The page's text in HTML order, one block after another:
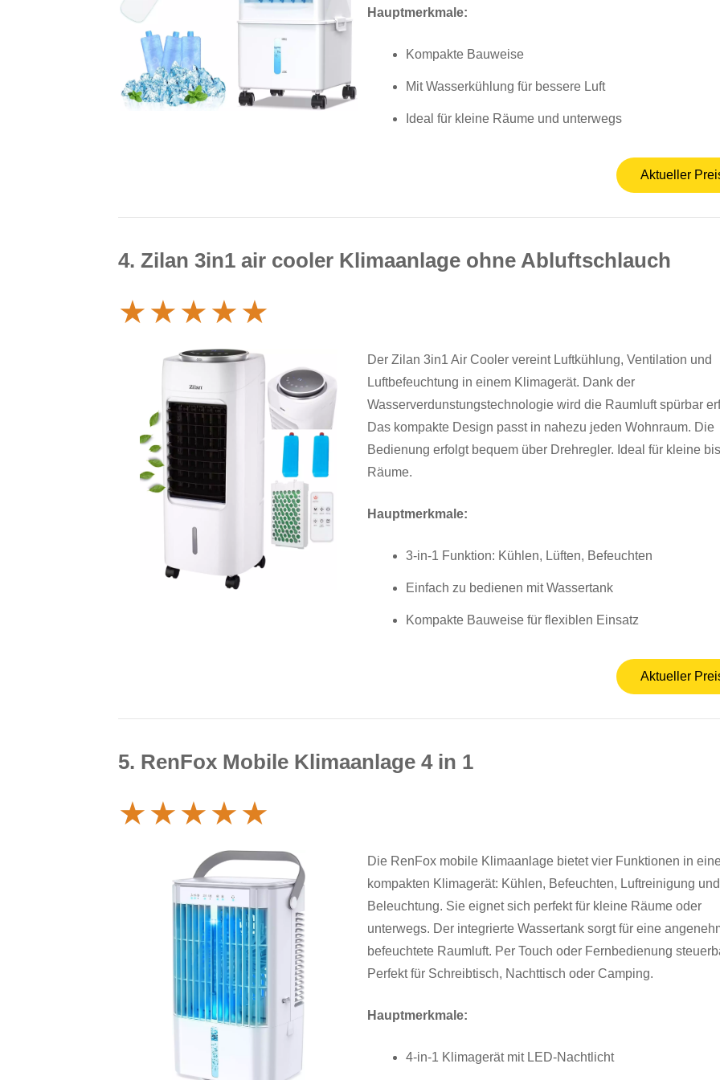
Hauptmerkmale:
Kompakte Bauweise
Mit Wasserkühlung für bessere Luft
Ideal für kleine Räume und unterwegs
Aktueller
4. Zilan 3in1 air cooler Klimaanlage ohne Abluftschlauch
★★★★★
Der Zilan 3in1 Air Cooler vereint Luftkühlung, Ventilation und
Luftbefeuchtung in einem Klimagerät. Dank der
Wasserverdunstungstechnologie wird die Raumluft spürbar
Das kompakte Design passt in nahezu jeden Wohnraum. Die
Bedienung erfolgt bequem über Drehregler. Ideal für kleine
Räume.
Hauptmerkmale:
3-in-1 Funktion: Kühlen, Lüften, Befeuchten
Einfach zu bedienen mit Wassertank
Kompakte Bauweise für flexiblen Einsatz
Aktueller
5. RenFox Mobile Klimaanlage 4 in 1
★★★★★
Die RenFox mobile Klimaanlage bietet vier Funktionen in
kompakten Klimagerät: Kühlen, Befeuchten, Luftreinigung und
Beleuchtung. Sie eignet sich perfekt für kleine Räume oder
unterwegs. Der integrierte Wassertank sorgt für eine
befeuchtete Raumluft. Per Touch oder Fernbedienung
Perfekt für Schreibtisch, Nachttisch oder Camping.
Hauptmerkmale:
4-in-1 Klimagerät mit LED-Nachtlicht